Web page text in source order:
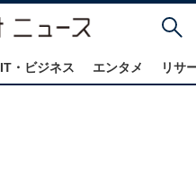
IT・ビジネス エンタメ リサ